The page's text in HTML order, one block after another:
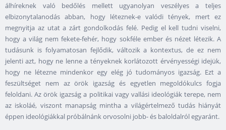
álhíreknek való bedőlés mellett ugyanolyan veszélyes a teljes
elbizonytalanodás abban, hogy léteznek-e valódi tények, mert ez
megnyitja az utat a zárt gondolkodás felé. Pedig el kell tudni viselni,
hogy a világ nem fekete-fehér, hogy sokféle ember és nézet létezik. A
tudásunk is folyamatosan fejlődik, változik a kontextus, de ez nem
jelenti azt, hogy ne lenne a tényeknek korlátozott érvényességi idejük,
hogy ne létezne mindenkor egy elég jó tudományos igazság. Ezt a
feszültséget nem az örök igazság és egyetlen megoldókulcs fogja
feloldani. Az örök igazság a politikai vagy vallási ideológiák terepe, nem
az iskoláé, viszont manapság mintha a világértelmező tudás hiányát
éppen ideológiákkal próbálnánk orvosolni jobb- és baloldalról egyaránt.